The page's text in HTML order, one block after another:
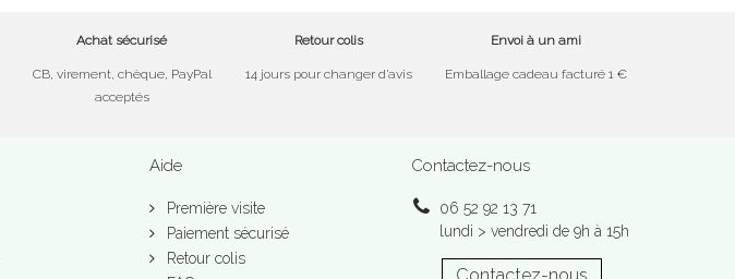
Achat sécurisé
CB, virement, chèque, PayPal
acceptés
Retour colis
14 jours pour changer d’avis
Envoi à un ami
Emballage cadeau facturé 1 €
Aide
Première visite
Paiement sécurisé
Retour colis
Contactez-nous
06 52 92 13 71
lundi > vendredi de 9h à 15h